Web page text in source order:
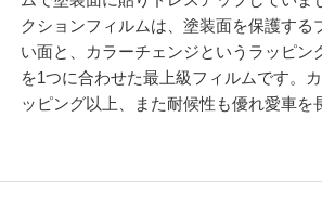
クションフィルムは、塗装面を保護する
い面と、カラーチェンジというラッピン
を1つに合わせた最上級フィルムです。
ッピング以上、また耐候性も優れ愛車を